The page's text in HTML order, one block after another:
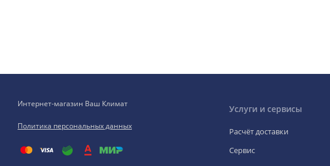
Интернет-магазин Ваш Климат
Политика персональных данных
Услуги и сервисы
Расчёт доставки
Сервис